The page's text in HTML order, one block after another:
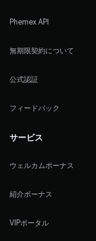
Phemex API
無期限契約について
公式認証
フィードバック
サービス
ウェルカムボーナス
紹介ボーナス
VIPポータル